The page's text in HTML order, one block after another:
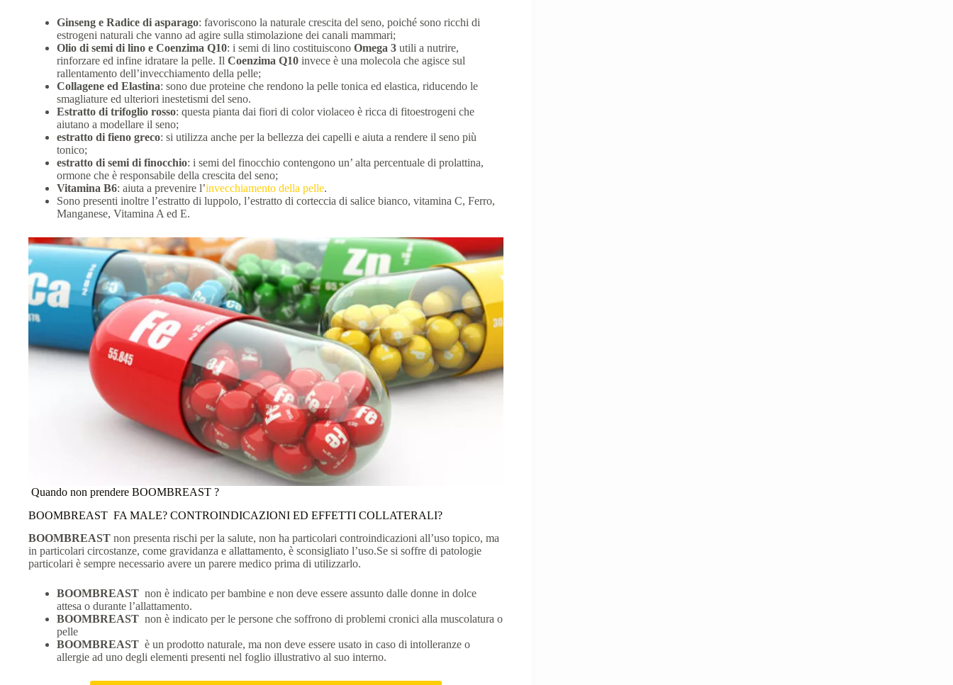
Ginseng e Radice di asparago: favoriscono la naturale crescita del seno, poiché sono ricchi di
estrogeni naturali che vanno ad agire sulla stimolazione dei canali mammari;
Olio di semi di lino e Coenzima Q10: i semi di lino costituiscono Omega 3 utili a nutrire,
rinforzare ed infine idratare la pelle. Il Coenzima Q10 invece è una molecola che agisce sul
rallentamento dell’invecchiamento della pelle;
Collagene ed Elastina: sono due proteine che rendono la pelle tonica ed elastica, riducendo le
smagliature ed ulteriori inestetismi del seno.
Estratto di trifoglio rosso: questa pianta dai fiori di color violaceo è ricca di fitoestrogeni che
aiutano a modellare il seno;
estratto di fieno greco: si utilizza anche per la bellezza dei capelli e aiuta a rendere il seno più
tonico;
estratto di semi di finocchio: i semi del finocchio contengono un’ alta percentuale di prolattina,
ormone che è responsabile della crescita del seno;
Vitamina B6: aiuta a prevenire l’invecchiamento della pelle.
Sono presenti inoltre l’estratto di luppolo, l’estratto di corteccia di salice bianco, vitamina C, Ferro,
Manganese, Vitamina A ed E.
Quando non prendere BOOMBREAST ?
BOOMBREAST FA MALE? CONTROINDICAZIONI ED EFFETTI COLLATERALI?
BOOMBREAST non presenta rischi per la salute, non ha particolari controindicazioni all’uso topico, ma
in particolari circostanze, come gravidanza e allattamento, è sconsigliato l’uso.Se si soffre di patologie
particolari è sempre necessario avere un parere medico prima di utilizzarlo.
BOOMBREAST non è indicato per bambine e non deve essere assunto dalle donne in dolce
attesa o durante l’allattamento.
BOOMBREAST non è indicato per le persone che soffrono di problemi cronici alla muscolatura o
pelle
BOOMBREAST è un prodotto naturale, ma non deve essere usato in caso di intolleranze o
allergie ad uno degli elementi presenti nel foglio illustrativo al suo interno.